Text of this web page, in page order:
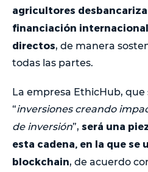
agricultores
financiación
directos, de manera
todas las partes.
La empresa EthicHub,
“inversiones creando
de inversión”, será una
esta cadena, en la que se
blockchain, de acuerdo